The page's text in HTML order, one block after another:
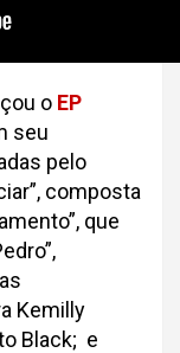
o EP
seu
pelo
composta
que
Kemilly
Black; e